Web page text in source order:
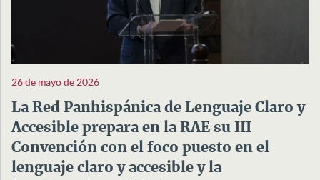
26 de mayo de 2026
La Red Panhispánica de Lenguaje Claro y
Accesible prepara en la RAE su III
Convención con el foco puesto en el
lenguaje claro y accesible y la